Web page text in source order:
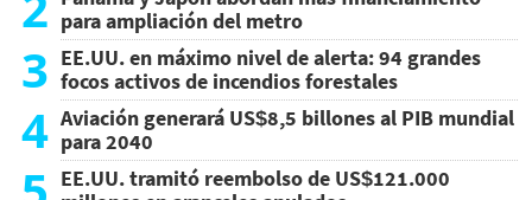
para ampliación del metro
3 EE.UU. en máximo nivel de alerta: 94 grandes
focos activos de incendios forestales
4 Aviación generará US$8,5 billones al PIB mundial
para 2040
EE.UU. tramitó reembolso de US$121.000